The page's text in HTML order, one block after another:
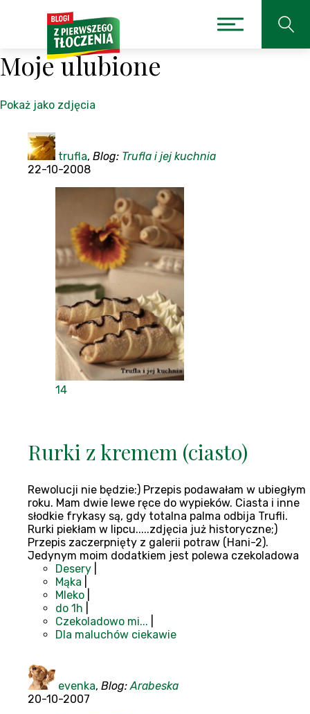
Moje ulubione
Pokaż jako zdjęcia
trufla, Blog: Trufla i jej kuchnia
22-10-2008
14
Rurki z kremem (ciasto)
Rewolucji nie będzie:) Przepis podawałam w ubiegłym
roku. Mam dwie lewe ręce do wypieków. Ciasta i inne
słodkie frykasy są, gdy totalna palma odbija Trufli.
Rurki piekłam w lipcu.....zdjęcia już historyczne;)
Przepis zaczerpnięty z galerii potraw (Hani-2).
Jedynym moim dodatkiem jest polewa czekoladowa
Desery
Mąka
Mleko
do 1h
Czekoladowo mi...
Dla maluchów ciekawie
evenka, Blog: Arabeska
20-10-2007